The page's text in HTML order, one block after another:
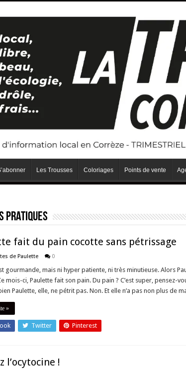
Les Trousses Coloriages Points de vente
Pratiques
fait du pain cocotte sans pétrissage
de Paulette 0
gourmande, mais ni hyper patiente, ni très minutieuse. Alors
mois-ci, Paulette fait son pain. Du pain ? C’est super, pensez-
Paulette, elle, ne pétrit pas. Non. Et elle n’a pas non plus de
»
Twitter Pinterest
l’ocytocine !